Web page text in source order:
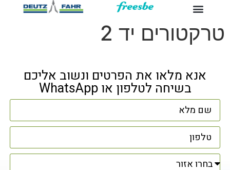
טרקטורים יד 2
אנא מלאו את הפרטים ונשוב אליכם
בשיחה לטלפון או WhatsApp